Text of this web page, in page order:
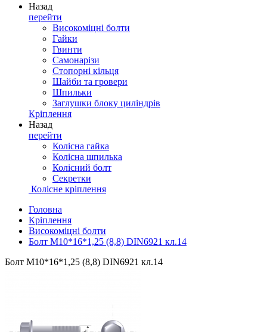
Назад
перейти
Високоміцні болти
Гайки
Гвинти
Самонарізи
Стопорні кільця
Шайби та гровери
Шпильки
Заглушки блоку циліндрів
Кріплення
Назад
перейти
Колісна гайка
Колісна шпилька
Колісний болт
Секретки
Колісне кріплення
Головна
Кріплення
Високоміцні болти
Болт M10*16*1,25 (8,8) DIN6921 кл.14
Болт M10*16*1,25 (8,8) DIN6921 кл.14